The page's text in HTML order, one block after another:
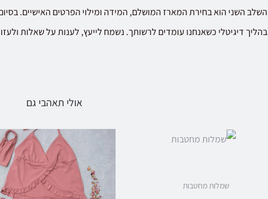
השלב השני הוא בחירת המארז המושלם, המידה ומילוי הפרטים האישיים.
בהליך דיגיטלי כשאנחנו עומדים לרשותך. נשמח לייעץ, לענות על שאלות
אולי תאהבי גם
שמלות מחטבות